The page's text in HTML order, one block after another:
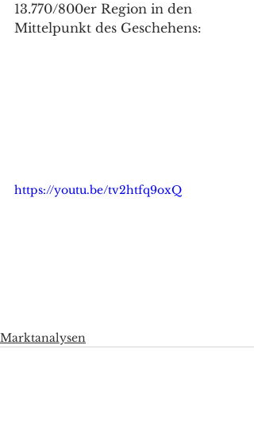
13.770/800er Region in den
Mittelpunkt des Geschehens:
https://youtu.be/tv2htfq9oxQ
Marktanalysen